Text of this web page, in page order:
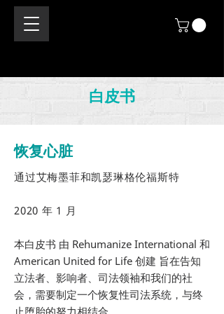
白皮书
恢复心脏
通过艾梅墨菲和凯瑟琳格伦福斯特
2020 年 1 月
本白皮书 由 Rehumanize International 和
American United for Life 创建 旨在告知
立法者、影响者、司法领袖和我们的社
会，需要制定一个恢复性司法系统，与终
止堕胎的努力相结合。